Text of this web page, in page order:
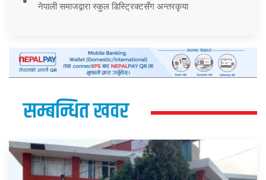
नेपाली समाजद्वारा स्कुल डिस्ट्रिक्टसँग अन्तरकृया
सम्बन्धित खवर